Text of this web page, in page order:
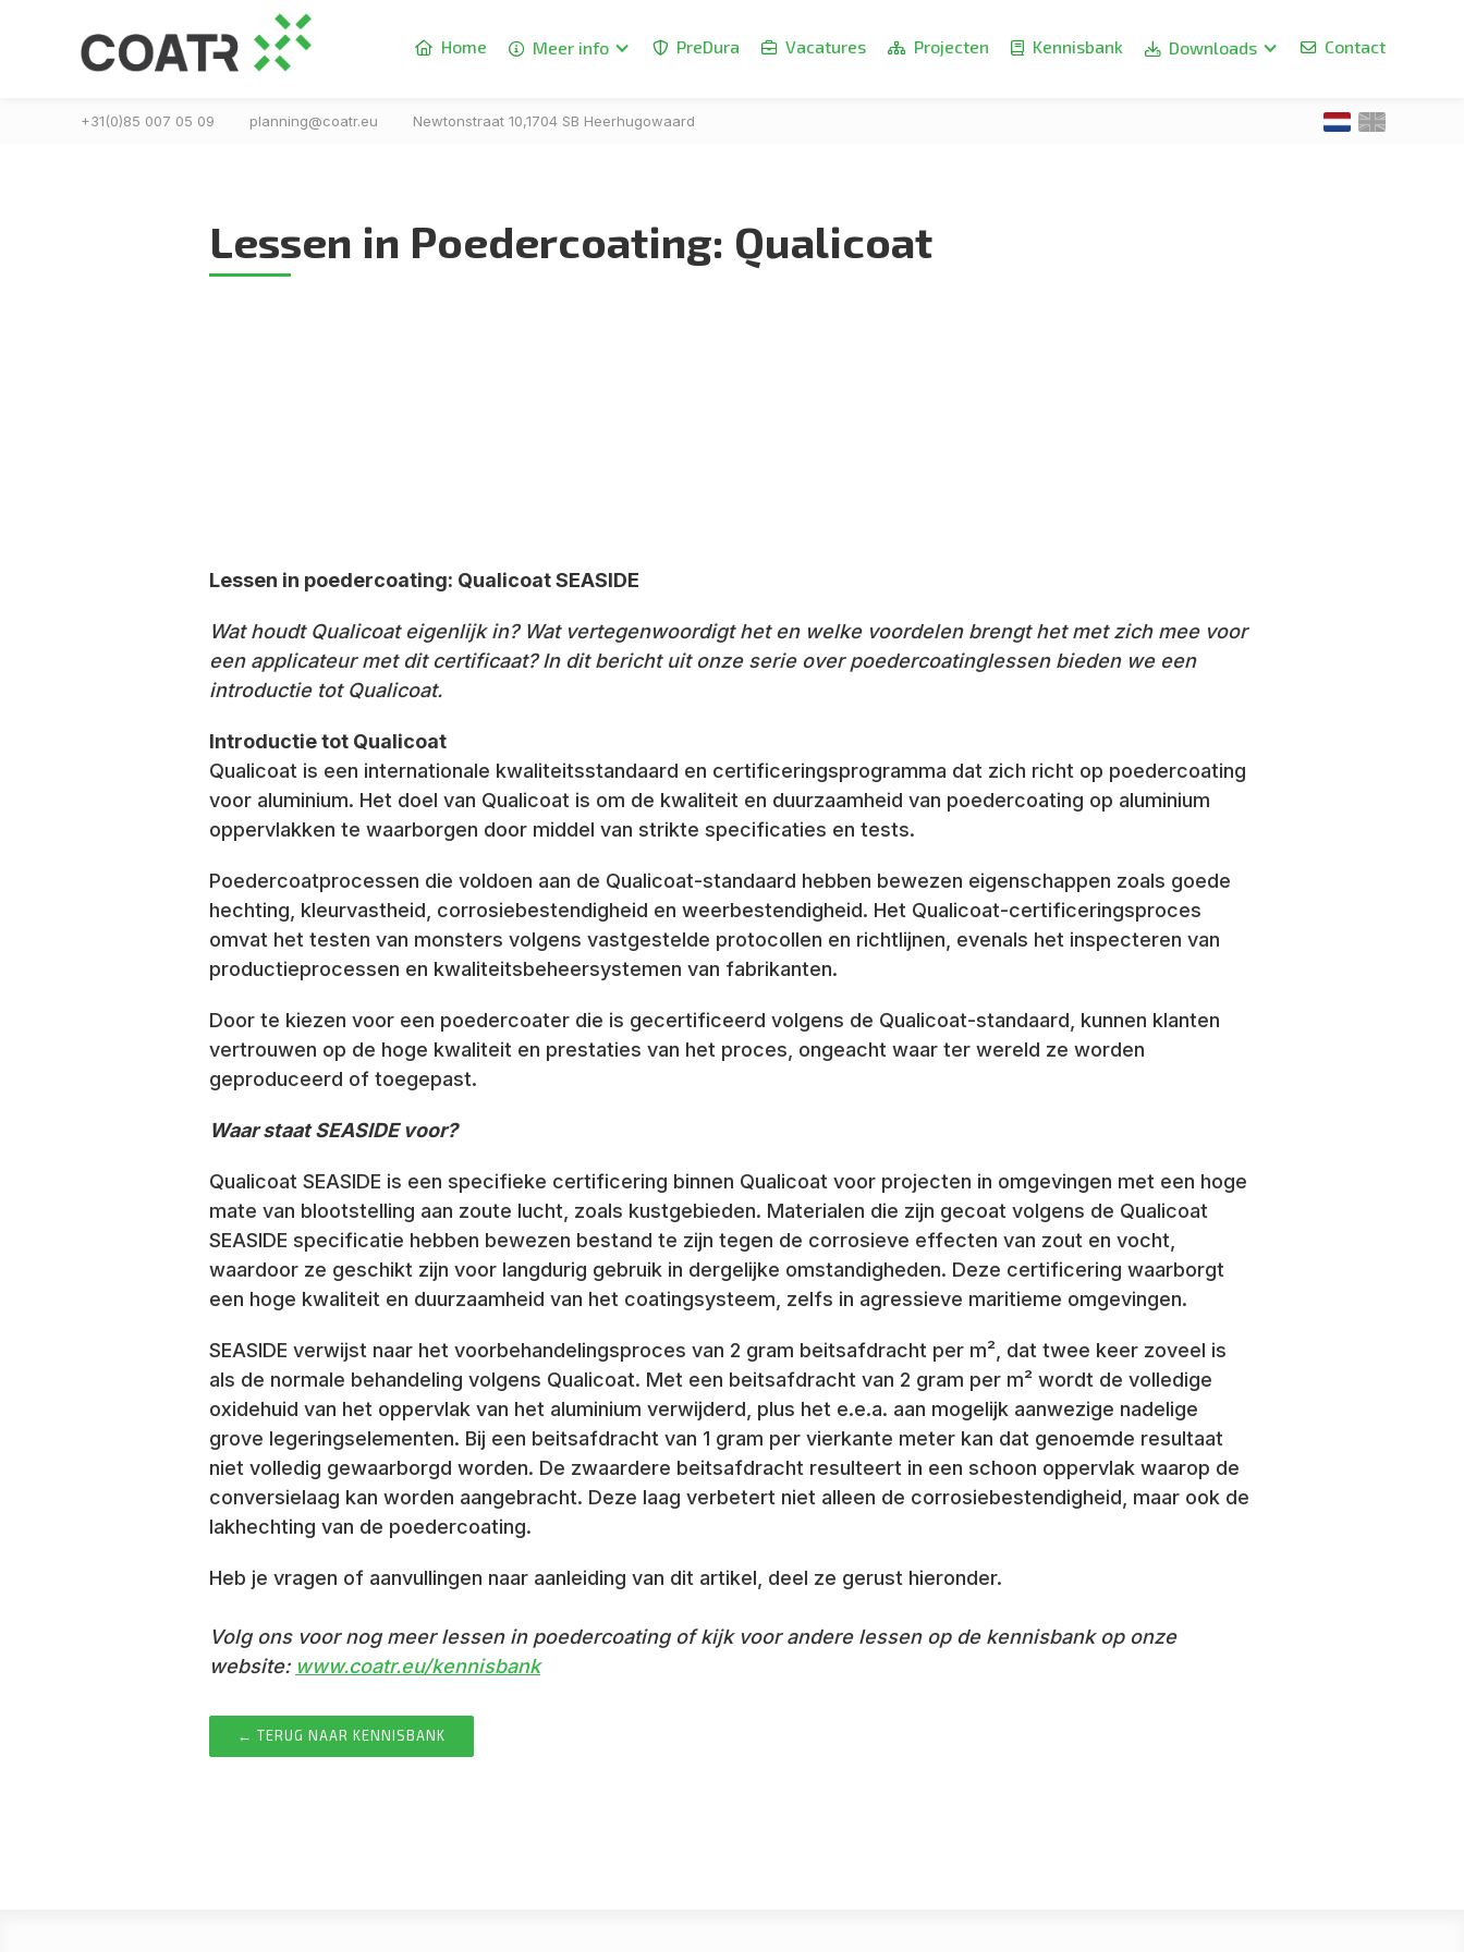
 Home  Meer info  PreDura  Vacatures  Projecten  Kennisbank  Downloads  Contact
+31(0)85 007 05 09 planning@coatr.eu Newtonstraat 10,1704 SB Heerhugowaard
Lessen in Poedercoating: Qualicoat
Lessen in poedercoating: Qualicoat SEASIDE
Wat houdt Qualicoat eigenlijk in? Wat vertegenwoordigt het en welke voordelen brengt het met zich mee voor
een applicateur met dit certificaat? In dit bericht uit onze serie over poedercoatinglessen bieden we een
introductie tot Qualicoat.
Introductie tot Qualicoat
Qualicoat is een internationale kwaliteitsstandaard en certificeringsprogramma dat zich richt op poedercoating
voor aluminium. Het doel van Qualicoat is om de kwaliteit en duurzaamheid van poedercoating op aluminium
oppervlakken te waarborgen door middel van strikte specificaties en tests.
Poedercoatprocessen die voldoen aan de Qualicoat-standaard hebben bewezen eigenschappen zoals goede
hechting, kleurvastheid, corrosiebestendigheid en weerbestendigheid. Het Qualicoat-certificeringsproces
omvat het testen van monsters volgens vastgestelde protocollen en richtlijnen, evenals het inspecteren van
productieprocessen en kwaliteitsbeheersystemen van fabrikanten.
Door te kiezen voor een poedercoater die is gecertificeerd volgens de Qualicoat-standaard, kunnen klanten
vertrouwen op de hoge kwaliteit en prestaties van het proces, ongeacht waar ter wereld ze worden
geproduceerd of toegepast.
Waar staat SEASIDE voor?
Qualicoat SEASIDE is een specifieke certificering binnen Qualicoat voor projecten in omgevingen met een hoge
mate van blootstelling aan zoute lucht, zoals kustgebieden. Materialen die zijn gecoat volgens de Qualicoat
SEASIDE specificatie hebben bewezen bestand te zijn tegen de corrosieve effecten van zout en vocht,
waardoor ze geschikt zijn voor langdurig gebruik in dergelijke omstandigheden. Deze certificering waarborgt
een hoge kwaliteit en duurzaamheid van het coatingsysteem, zelfs in agressieve maritieme omgevingen.
SEASIDE verwijst naar het voorbehandelingsproces van 2 gram beitsafdracht per m², dat twee keer zoveel is
als de normale behandeling volgens Qualicoat. Met een beitsafdracht van 2 gram per m² wordt de volledige
oxidehuid van het oppervlak van het aluminium verwijderd, plus het e.e.a. aan mogelijk aanwezige nadelige
grove legeringselementen. Bij een beitsafdracht van 1 gram per vierkante meter kan dat genoemde resultaat
niet volledig gewaarborgd worden. De zwaardere beitsafdracht resulteert in een schoon oppervlak waarop de
conversielaag kan worden aangebracht. Deze laag verbetert niet alleen de corrosiebestendigheid, maar ook de
lakhechting van de poedercoating.
Heb je vragen of aanvullingen naar aanleiding van dit artikel, deel ze gerust hieronder.
Volg ons voor nog meer lessen in poedercoating of kijk voor andere lessen op de kennisbank op onze
website: www.coatr.eu/kennisbank
← TERUG NAAR KENNISBANK